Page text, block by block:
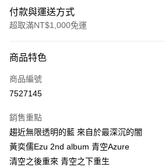
付款與運送方式
超取滿NT$1,000免運
信用卡一次付款
超商取貨付款
Apple Pay
悠遊付
商品特色
商品編號
7527145
銷售重點
趨近無限透明的藍 來自於最深沉的闇
黃奕儒Ezu 2nd album 青空Azure
清空之後重來 青空之下重生